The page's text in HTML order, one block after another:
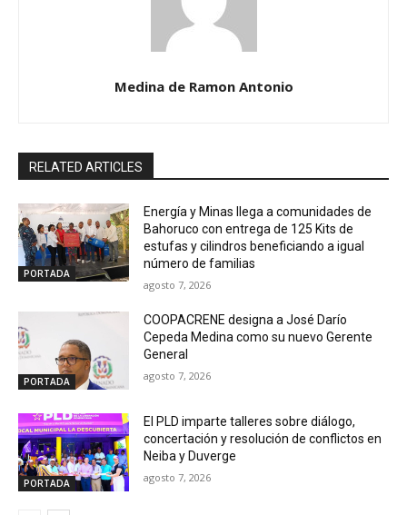
Medina de Ramon Antonio
RELATED ARTICLES
PORTADA
Energía y Minas llega a comunidades de
Bahoruco con entrega de 125 Kits de
estufas y cilindros beneficiando a igual
número de familias
agosto 7, 2026
PORTADA
COOPACRENE designa a José Darío
Cepeda Medina como su nuevo Gerente
General
agosto 7, 2026
PORTADA
El PLD imparte talleres sobre diálogo,
concertación y resolución de conflictos en
Neiba y Duverge
agosto 7, 2026